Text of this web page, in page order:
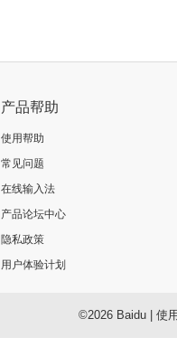
产品帮助
使用帮助
常见问题
在线输入法
产品论坛中心
隐私政策
用户体验计划
©2026 Baidu| 使